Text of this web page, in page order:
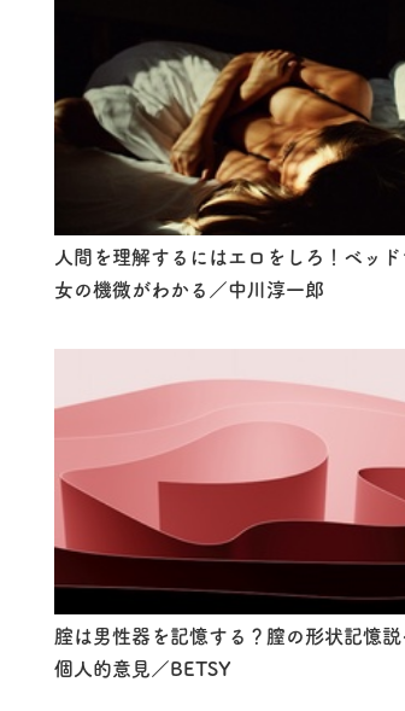
人間を理解するにはエロをしろ！ベッド
女の機微がわかる／中川淳一郎
腟は男性器を記憶する？膣の形状記憶説
個人的意見／BETSY